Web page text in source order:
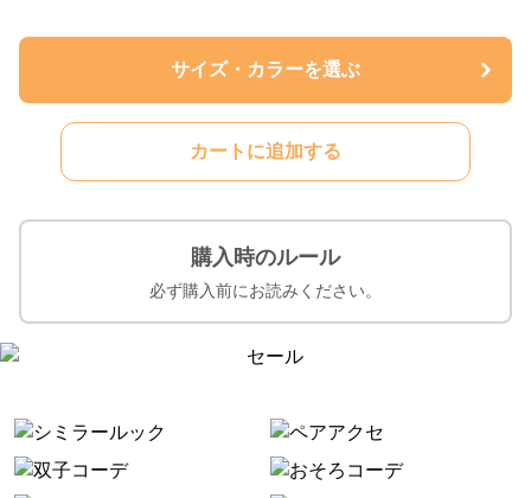
サイズ・カラーを選ぶ
カートに追加する
購入時のルール
必ず購入前にお読みください。